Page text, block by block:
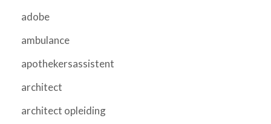
adobe
ambulance
apothekersassistent
architect
architect opleiding